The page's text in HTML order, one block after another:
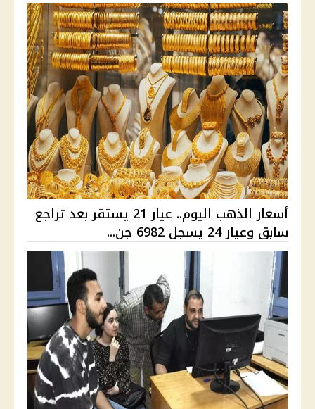
أسعار الذهب اليوم.. عيار 21 يستقر بعد تراجع
سابق وعيار 24 يسجل 6982 جن...